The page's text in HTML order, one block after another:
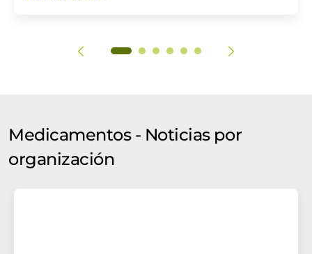
Medicamentos - Noticias por
organización